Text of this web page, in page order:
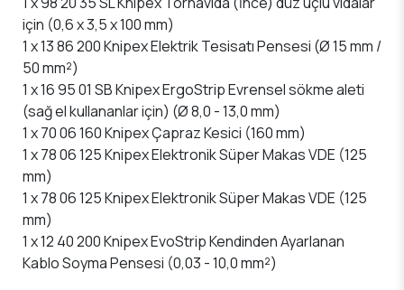
için (0,6 x 3,5 x 100 mm)
1 x 13 86 200 Knipex Elektrik Tesisatı Pensesi (Ø 15 mm /
50 mm²)
1 x 16 95 01 SB Knipex ErgoStrip Evrensel sökme aleti
(sağ el kullananlar için) (Ø 8,0 - 13,0 mm)
1 x 70 06 160 Knipex Çapraz Kesici (160 mm)
1 x 78 06 125 Knipex Elektronik Süper Makas VDE (125
mm)
1 x 78 06 125 Knipex Elektronik Süper Makas VDE (125
mm)
1 x 12 40 200 Knipex EvoStrip Kendinden Ayarlanan
Kablo Soyma Pensesi (0,03 - 10,0 mm²)